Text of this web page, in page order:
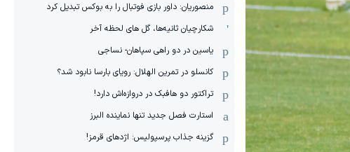
منصوریان: داور بازی فوتبال را به بوکس تبدیل کرد
شکارچیان ثانیه‌ها، گل های لحظه آخر
یاسین در دو راهی سپاهان- نساجی
کانسلو در تمرین الهلال: رویای بارسا نابود شد؟
تراکتور دو هافبک در دروازه‌اش دارد!
استارت فصل جدید تنها نماینده البرز
گزینه جذاب پرسپولیس: اژدهای قرمز!